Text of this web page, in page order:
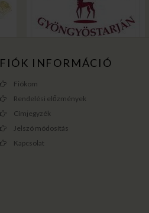
FIÓK INFORMÁCIÓ
Fiókom
Rendelési előzmények
Címjegyzék
Jelszó módosítás
Kapcsolat